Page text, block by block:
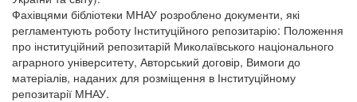
Фахівцями бібліотеки МНАУ розроблено документи, які
регламентують роботу Інституційного репозитарію: Положення
про інституційний репозитарій Миколаївського національного
аграрного університету, Авторський договір, Вимоги до
матеріалів, наданих для розміщення в Інституційному
репозитарії МНАУ.